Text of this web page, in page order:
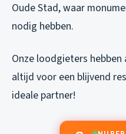
Oude Stad, waar
nodig hebben.
Onze loodgieters hebben
altijd voor een blijvend
ideale partner!